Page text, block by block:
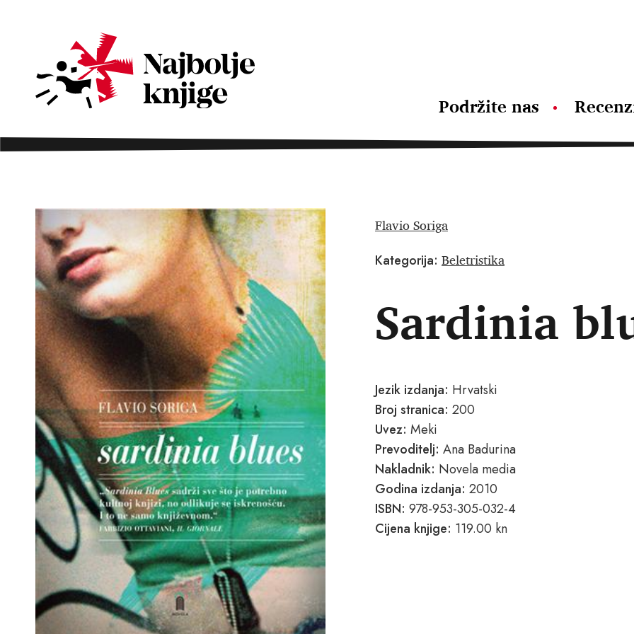
Podržite nas
Flavio Soriga
Kategorija: Beletristika
Sardinia
Jezik izdanja: Hrvatski
Broj stranica: 200
Uvez: Meki
Prevoditelj: Ana Badurina
Nakladnik: Novela media
Godina izdanja: 2010
ISBN: 978-953-305-032-4
Cijena knjige: 119.00 kn